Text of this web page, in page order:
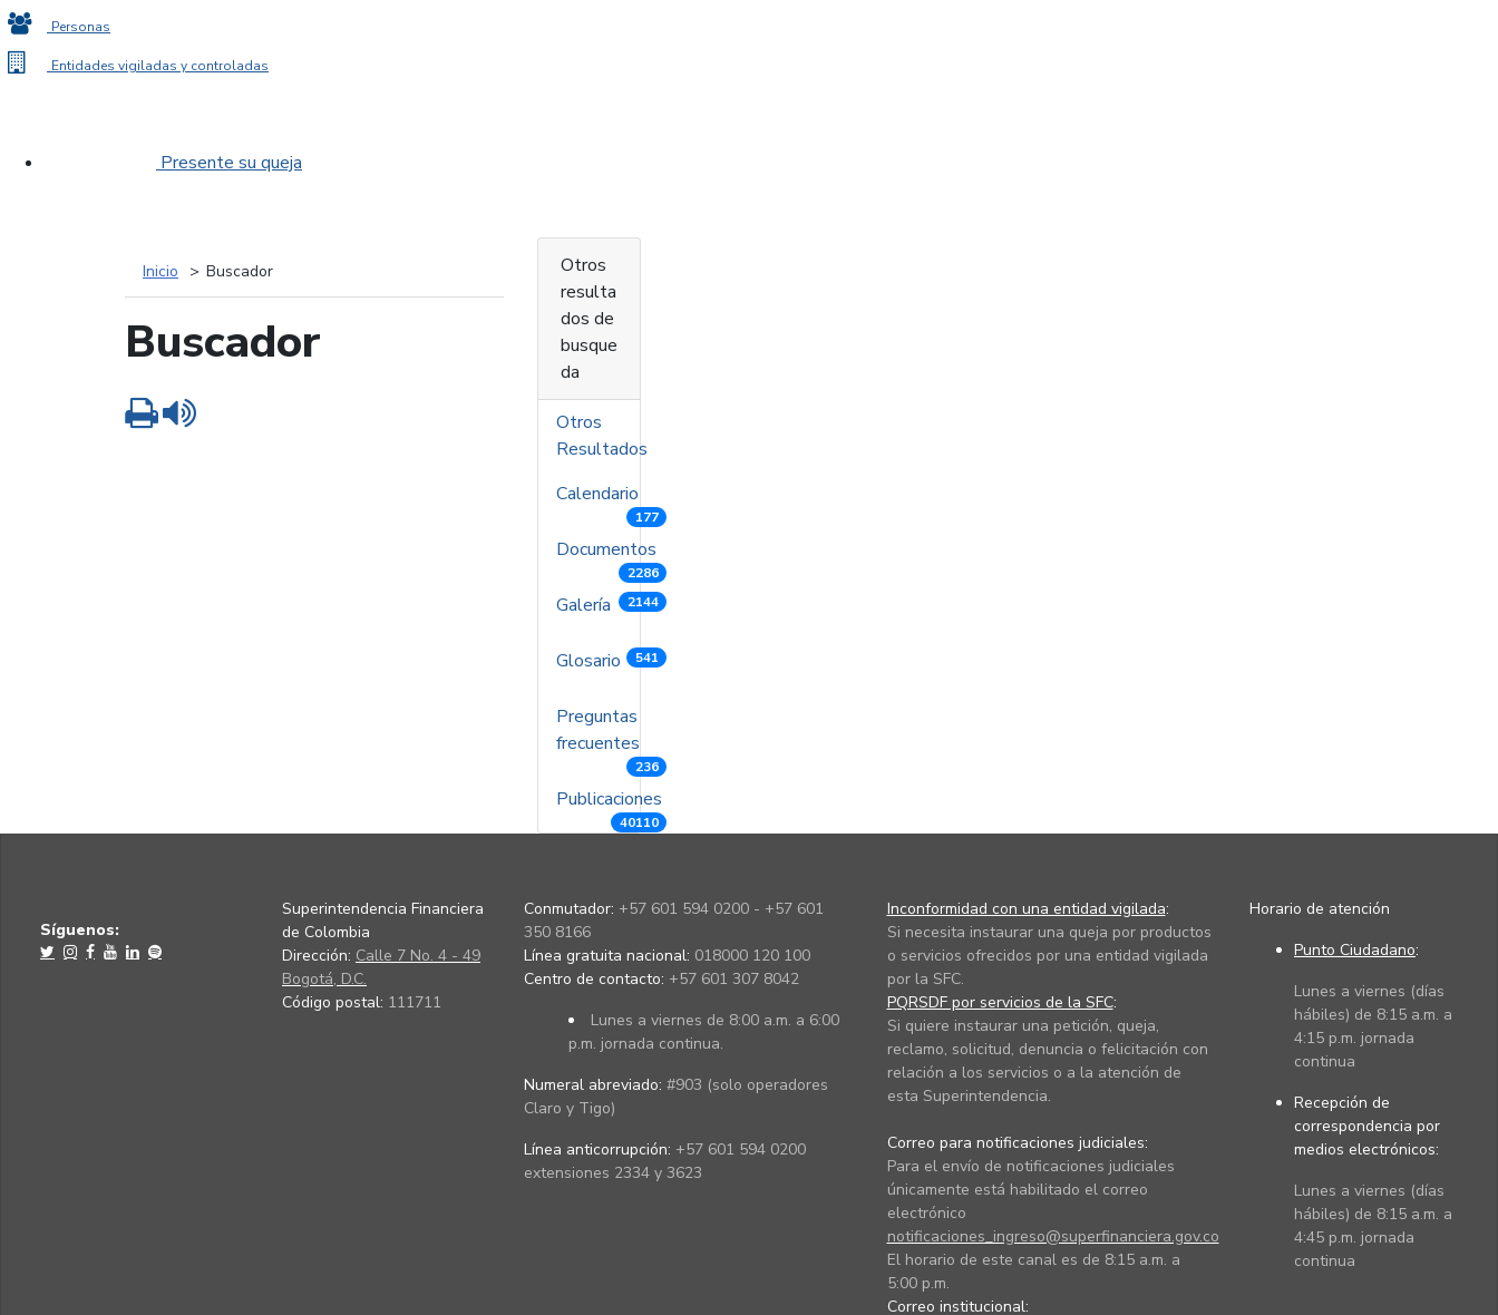
Personas
Entidades vigiladas y controladas
Presente su queja
Inicio Buscador
Buscador
Imprimir
Otros
resulta
dos de
busque
da
Otros
Resultados
Calendario
177
Documentos
2286
Galería 2144
Glosario 541
Preguntas
frecuentes
236
Publicaciones
40110
Síguenos:
Superintendencia Financiera
de Colombia
Dirección: Calle 7 No. 4 - 49
Bogotá, D.C.
Código postal: 111711
Conmutador: +57 601 594 0200 - +57 601
350 8166
Línea gratuita nacional: 018000 120 100
Centro de contacto: +57 601 307 8042
Lunes a viernes de 8:00 a.m. a 6:00
p.m. jornada continua.
Numeral abreviado: #903 (solo operadores
Claro y Tigo)
Línea anticorrupción: +57 601 594 0200
extensiones 2334 y 3623
Inconformidad con una entidad vigilada:
Si necesita instaurar una queja por productos
o servicios ofrecidos por una entidad vigilada
por la SFC.
PQRSDF por servicios de la SFC:
Si quiere instaurar una petición, queja,
reclamo, solicitud, denuncia o felicitación con
relación a los servicios o a la atención de
esta Superintendencia.
Correo para notificaciones judiciales:
Para el envío de notificaciones judiciales
únicamente está habilitado el correo
electrónico
notificaciones_ingreso@superfinanciera.gov.co
El horario de este canal es de 8:15 a.m. a
5:00 p.m.
Correo institucional:
Horario de atención
Punto Ciudadano:
Lunes a viernes (días
hábiles) de 8:15 a.m. a
4:15 p.m. jornada
continua
Recepción de
correspondencia por
medios electrónicos:
Lunes a viernes (días
hábiles) de 8:15 a.m. a
4:45 p.m. jornada
continua